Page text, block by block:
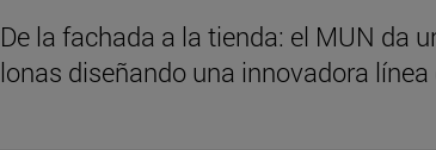
De la fachada a la tienda: el MUN da
lonas diseñando una innovadora